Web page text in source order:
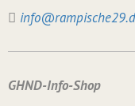
GHND-Info-Shop